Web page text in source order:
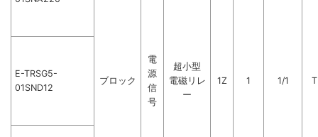
ブロック
電
源
信
号
超小型
電磁リレ
ー
1Z 1 1/1
E-TRSG5-
01SND12